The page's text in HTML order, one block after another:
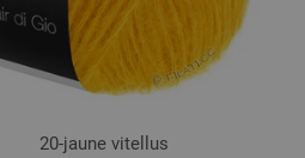
20-jaune vitellus